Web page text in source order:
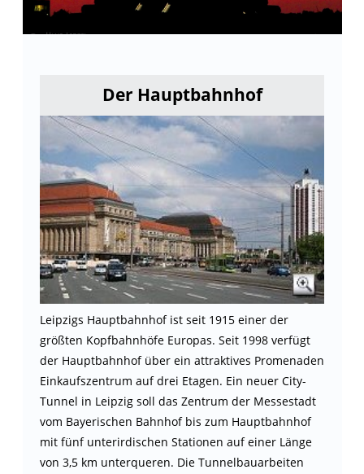
Der Hauptbahnhof
Leipzigs Hauptbahnhof ist seit 1915 einer der
größten Kopfbahnhöfe Europas. Seit 1998 verfügt
der Hauptbahnhof über ein attraktives Promenaden
Einkaufszentrum auf drei Etagen. Ein neuer City-
Tunnel in Leipzig soll das Zentrum der Messestadt
vom Bayerischen Bahnhof bis zum Hauptbahnhof
mit fünf unterirdischen Stationen auf einer Länge
von 3,5 km unterqueren. Die Tunnelbauarbeiten